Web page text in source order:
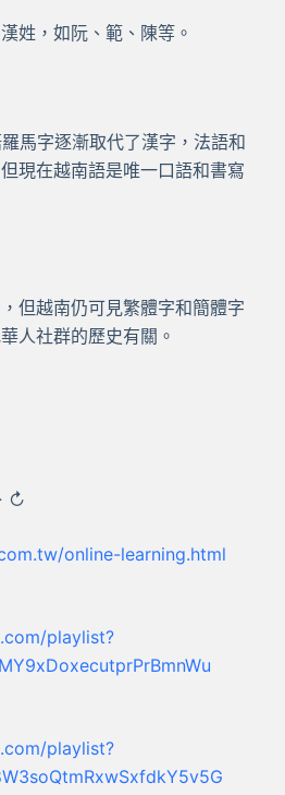
姓，如阮、範、陳等。
馬字逐漸取代了漢字，法語和
現在越南語是唯一口語和書寫
但越南仍可見繁體字和簡體字
人社群的歷史有關。
↻
online-learning.html
playlist?
playlist?